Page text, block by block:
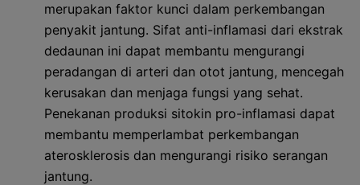
merupakan faktor kunci dalam perkembangan
penyakit jantung. Sifat anti-inflamasi dari ekstrak
dedaunan ini dapat membantu mengurangi
peradangan di arteri dan otot jantung, mencegah
kerusakan dan menjaga fungsi yang sehat.
Penekanan produksi sitokin pro-inflamasi dapat
membantu memperlambat perkembangan
aterosklerosis dan mengurangi risiko serangan
jantung.